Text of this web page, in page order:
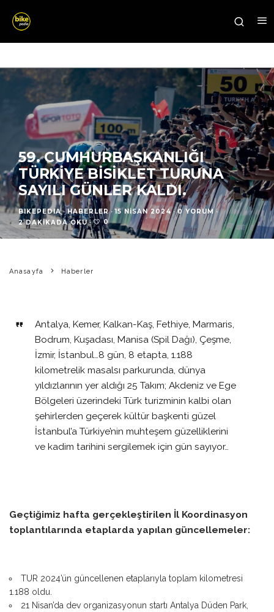
59. CUMHURBAŞKANLIĞI
TÜRKİYE BİSİKLET TURUNA
SAYILI GÜNLER KALDI.
BIKEPEDIA · HABERLER · 15 NISAN 2024 · 0 YORUM ·
2 DAKIKADA OKU · 0
Anasayfa Haberler
Antalya, Kemer, Kalkan-Kaş, Fethiye, Marmaris,
Bodrum, Kuşadası, Manisa (Spil Dağı), Çeşme,
İzmir, İstanbul…8 gün, 8 etapta, 1.188
kilometrelik masalsı parkurunda, dünya
yıldızlarının yer aldığı 25 Takım; Akdeniz ve Ege
Bölgeleri üzerindeki Türk turizminin kalbi olan
şehirlerden geçerek kültür başkenti güzel
İstanbul’a Türkiye’nin muhteşem güzelliklerini
ve kadim tarihini sergilemek için gün sayıyor…
Geçtiğimiz hafta gerçekleştirilen İl Koordinasyon
toplantılarında etaplarda yapılan güncellemeler:
TUR 2024’ün güncellenen etaplarıyla toplam kilometresi
1.188 oldu.
21 Nisan’da dev organizasyonun startı Antalya Düden Park,